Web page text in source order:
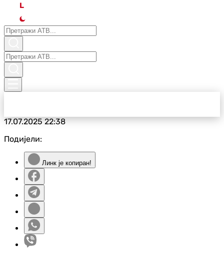
L
17.07.202522:38
Подијели:
Линк је копиран!